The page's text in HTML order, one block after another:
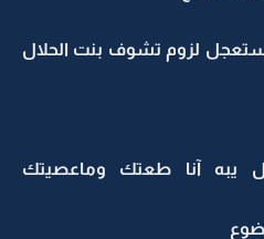
لزوم تشوف بنت الحلال
يبه آنا طعتك وماعصيتك